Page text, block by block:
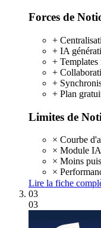
Forces de
+
+ IA
+ Templates
+
+
+ Plan
Limites de
× Courbe
× Module
× Moins
×
Lire la fiche
03
03